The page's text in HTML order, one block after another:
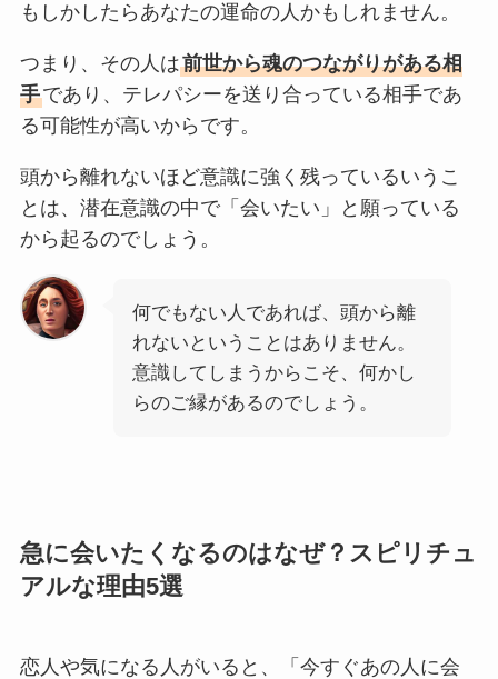
もしかしたらあなたの運命の人かもしれません。
つまり、その人は前世から魂のつながりがある相
手であり、テレパシーを送り合っている相手であ
る可能性が高いからです。
頭から離れないほど意識に強く残っているいうこ
とは、潜在意識の中で「会いたい」と願っている
から起るのでしょう。
何でもない人であれば、頭から離
れないということはありません。
意識してしまうからこそ、何かし
らのご縁があるのでしょう。
急に会いたくなるのはなぜ？スピリチュ
アルな理由5選
恋人や気になる人がいると、「今すぐあの人に会